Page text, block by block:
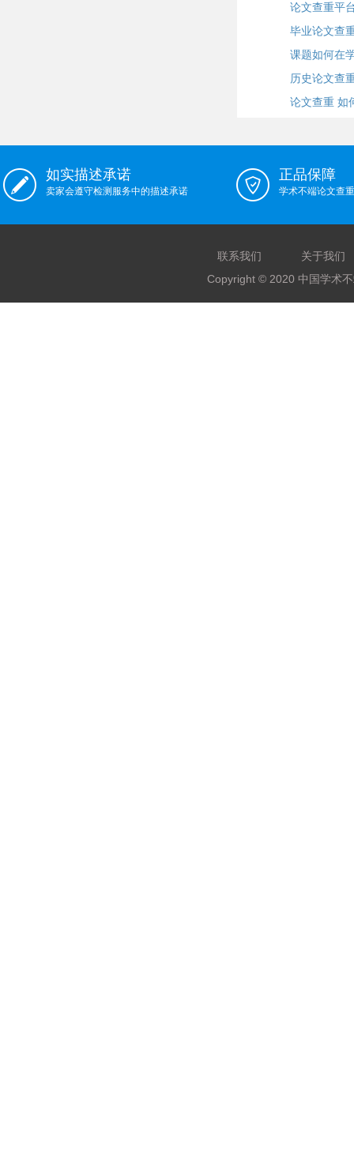
论文查重平
毕业论文查
课题如何在
历史论文查
论文查重 如
如实描述承诺
卖家会遵守检测服务中的描述承诺
正品保障
学术不端论文查
联系我们
关于我们
Copyright © 2020 中国学术